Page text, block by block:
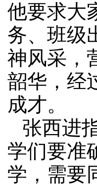
他要求大
务、班级
神风采，
韶华，经
成才。
张西进
学们要准
学，需要